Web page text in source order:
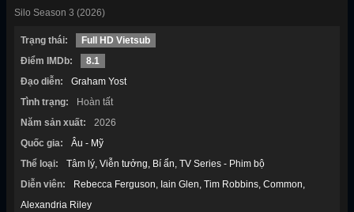
Silo Season 3 (2026)
Trạng thái:
Full HD Vietsub
Điểm IMDb:
8.1
Đạo diễn:
Graham Yost
Tình trạng:
Hoàn tất
Năm sản xuất:
2026
Quốc gia:
Âu - Mỹ
Thể loại:
Tâm lý Viễn tưởng Bí ẩn TV Series - Phim bộ
Diễn viên:
Rebecca Ferguson Iain Glen Tim Robbins Common
Alexandria Riley